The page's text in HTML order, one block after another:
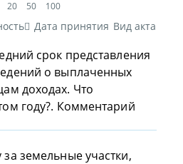
20 50
100
Дата принятия Вид акта
срок представления
о выплаченных
доходах. Что
году?. Комментарий
земельные участки,